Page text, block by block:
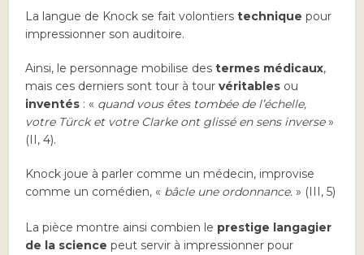
La langue de Knock se fait volontierstechnique pour
impressionner son auditoire.
Ainsi, le personnage mobilise destermes médicaux,
mais ces derniers sont tour à tourvéritables ou
inventés : « quand vous êtes tombée de l’échelle,
votre Türck et votre Clarke ont glissé en sens inverse»
(II, 4).
Knock joue à parler comme un médecin, improvise
comme un comédien, « bâcle une ordonnance. » (III, 5)
La pièce montre ainsi combien le prestige langagier
de la science peut servir à impressionner pour